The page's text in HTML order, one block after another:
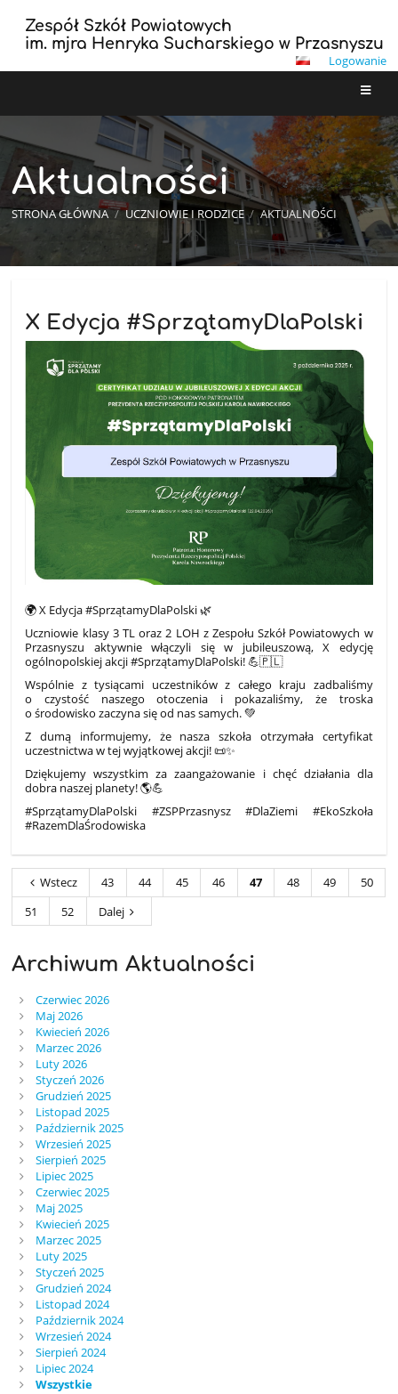
Zespół Szkół Powiatowych
im. mjra Henryka Sucharskiego w Przasnyszu
Logowanie
Aktualności
STRONA GŁÓWNA / UCZNIOWIE I RODZICE / AKTUALNOŚCI
X Edycja #SprzątamyDlaPolski
🌍 X Edycja #SprzątamyDlaPolski 🌿
Uczniowie klasy 3 TL oraz 2 LOH z Zespołu Szkół Powiatowych w
Przasnyszu aktywnie włączyli się w jubileuszową, X edycję
ogólnopolskiej akcji #SprzątamyDlaPolski! 💪🇵🇱
Wspólnie z tysiącami uczestników z całego kraju zadbaliśmy
o czystość naszego otoczenia i pokazaliśmy, że troska
o środowisko zaczyna się od nas samych. 💚
Z dumą informujemy, że nasza szkoła otrzymała certyfikat
uczestnictwa w tej wyjątkowej akcji! 📜✨
Dziękujemy wszystkim za zaangażowanie i chęć działania dla
dobra naszej planety! 🌎💪
#SprzątamyDlaPolski #ZSPPrzasnysz #DlaZiemi #EkoSzkoła
#RazemDlaŚrodowiska
Wstecz 43 44 45 46 47 48 49
50
51
52 Dalej
Archiwum Aktualności
Czerwiec 2026
Maj 2026
Kwiecień 2026
Marzec 2026
Luty 2026
Styczeń 2026
Grudzień 2025
Listopad 2025
Październik 2025
Wrzesień 2025
Sierpień 2025
Lipiec 2025
Czerwiec 2025
Maj 2025
Kwiecień 2025
Marzec 2025
Luty 2025
Styczeń 2025
Grudzień 2024
Listopad 2024
Październik 2024
Wrzesień 2024
Sierpień 2024
Lipiec 2024
Wszystkie